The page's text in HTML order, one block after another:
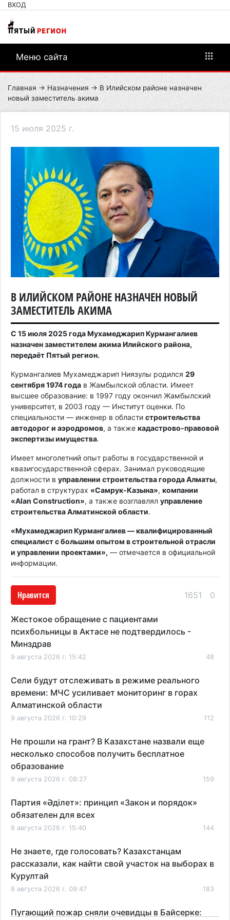
ВХОД
Меню сайта
Главная → Назначения → В Илийском районе назначен
новый заместитель акима
15 июля 2025 г.
В ИЛИЙСКОМ РАЙОНЕ НАЗНАЧЕН НОВЫЙ
ЗАМЕСТИТЕЛЬ АКИМА
С 15 июля 2025 года Мухамеджарип Курмангалиев
назначен заместителем акима Илийского района,
передаёт Пятый регион.
Курмангалиев Мухамеджарип Ниязулы родился 29
сентября 1974 года в Жамбылской области. Имеет
высшее образование: в 1997 году окончил Жамбылский
университет, в 2003 году — Институт оценки. По
специальности — инженер в области строительства
автодорог и аэродромов, а также кадастрово-правовой
экспертизы имущества.
Имеет многолетний опыт работы в государственной и
квазигосударственной сферах. Занимал руководящие
должности в управлении строительства города Алматы,
работал в структурах «Самрук-Казына», компании
«Alan Construction», а также возглавлял управление
строительства Алматинской области.
«Мухамеджарип Курмангалиев — квалифицированный
специалист с большим опытом в строительной отрасли
и управлении проектами», — отмечается в официальной
информации.
Нравится 1651 0
Жестокое обращение с пациентами
психбольницы в Актасе не подтвердилось -
Минздрав
9 августа 2026 г. 15:42 48
Сели будут отслеживать в режиме реального
времени: МЧС усиливает мониторинг в горах
Алматинской области
9 августа 2026 г. 10:29 112
Не прошли на грант? В Казахстане назвали еще
несколько способов получить бесплатное
образование
9 августа 2026 г. 08:27 159
Партия «Әділет»: принцип «Закон и порядок»
обязателен для всех
8 августа 2026 г. 15:40 144
Не знаете, где голосовать? Казахстанцам
рассказали, как найти свой участок на выборах в
Курултай
8 августа 2026 г. 09:47 183
Пугающий пожар сняли очевидцы в Байсерке: